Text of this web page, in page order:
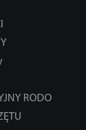
RODO